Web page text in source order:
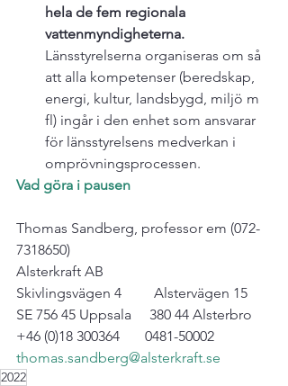
hela de fem regionala
vattenmyndigheterna.
Länsstyrelserna organiseras om så
att alla kompetenser (beredskap,
energi, kultur, landsbygd, miljö m
fl) ingår i den enhet som ansvarar
för länsstyrelsens medverkan i
omprövningsprocessen.
Vad göra i pausen
Thomas Sandberg, professor em (072-
7318650)
Alsterkraft AB
Skivlingsvägen 4         Alstervägen 15
SE 756 45 Uppsala     380 44 Alsterbro
thomas.sandberg@alsterkraft.se
2022